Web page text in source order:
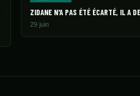
ZIDANE N'A PAS ÉTÉ ÉCARTÉ, IL A
29 juin